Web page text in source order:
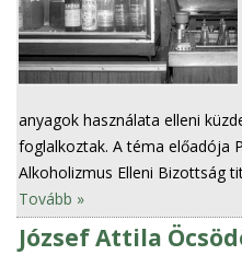
anyagok használata elleni
foglalkoztak. A téma előadója
Alkoholizmus Elleni Bizottság
Tovább »
József Attila